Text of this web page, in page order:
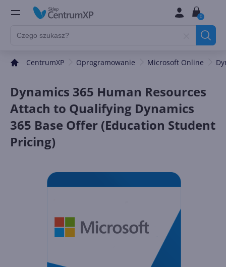
0
CentrumXP Oprogramowanie Microsoft Online
Dynamics 365 Human Resources
Attach to Qualifying Dynamics
365 Base Offer (Education Student
Pricing)